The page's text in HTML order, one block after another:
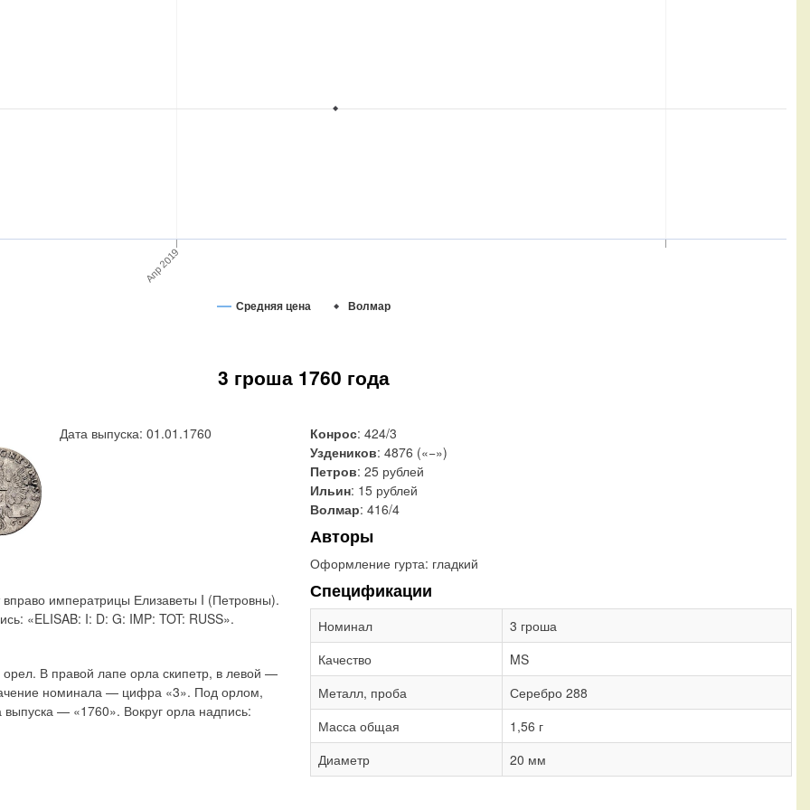
Средняя цена Волмар
Апр 2019
3 гроша 1760 года
Дата выпуска: 01.01.1760
императрицы Елизаветы I (Петровны).
«ELISAB: I: D: G: IMP: TOT: RUSS».
орел. В правой лапе орла скипетр, в левой —
номинала — цифра «3». Под орлом,
выпуска — «1760». Вокруг орла надпись:
Конрос: 424/3
Уздеников: 4876 («−»)
Петров: 25 рублей
Ильин: 15 рублей
Волмар: 416/4
Авторы
Оформление гурта: гладкий
Спецификации
Номинал
3 гроша
Качество
MS
Металл, проба
Серебро 288
Масса общая
1,56 г
Диаметр
20 мм